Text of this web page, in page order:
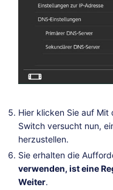
Hier klicken Sie auf
Switch versucht nun,
herzustellen.
Sie erhalten die
verwenden, ist eine
Weiter.